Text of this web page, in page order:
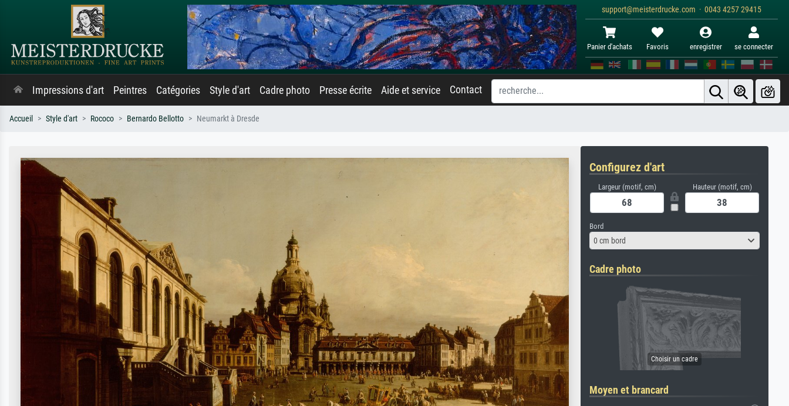
support@meisterdrucke.com · 0043 4257 29415
Panier d'achats Favoris enregistrer se connecter
Impressions d'art Peintres Catégories Style d'art Cadre photo Presse écrite Aide et service Contact
Accueil Style d'art Rococo Bernardo Bellotto Neumarkt à Dresde
Configurez d'art
Largeur (motif, cm) Hauteur (motif, cm)
Bord
0 cm bord
Cadre photo
Moyen et brancard